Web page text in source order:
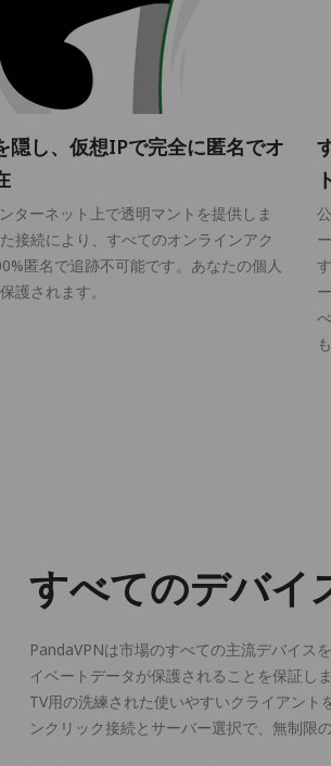
隠し、仮想IPで完全に匿名でオ
ターネット上で透明マントを提供しま
接続により、すべてのオンラインアク
匿名で追跡不可能です。あなたの個人
護されます。
すべてのデバイ
PandaVPNは市場のすべての主流デバイス
イベートデータが保護されることを保証
TV用の洗練された使いやすいクライアン
ンクリック接続とサーバー選択で、無制限